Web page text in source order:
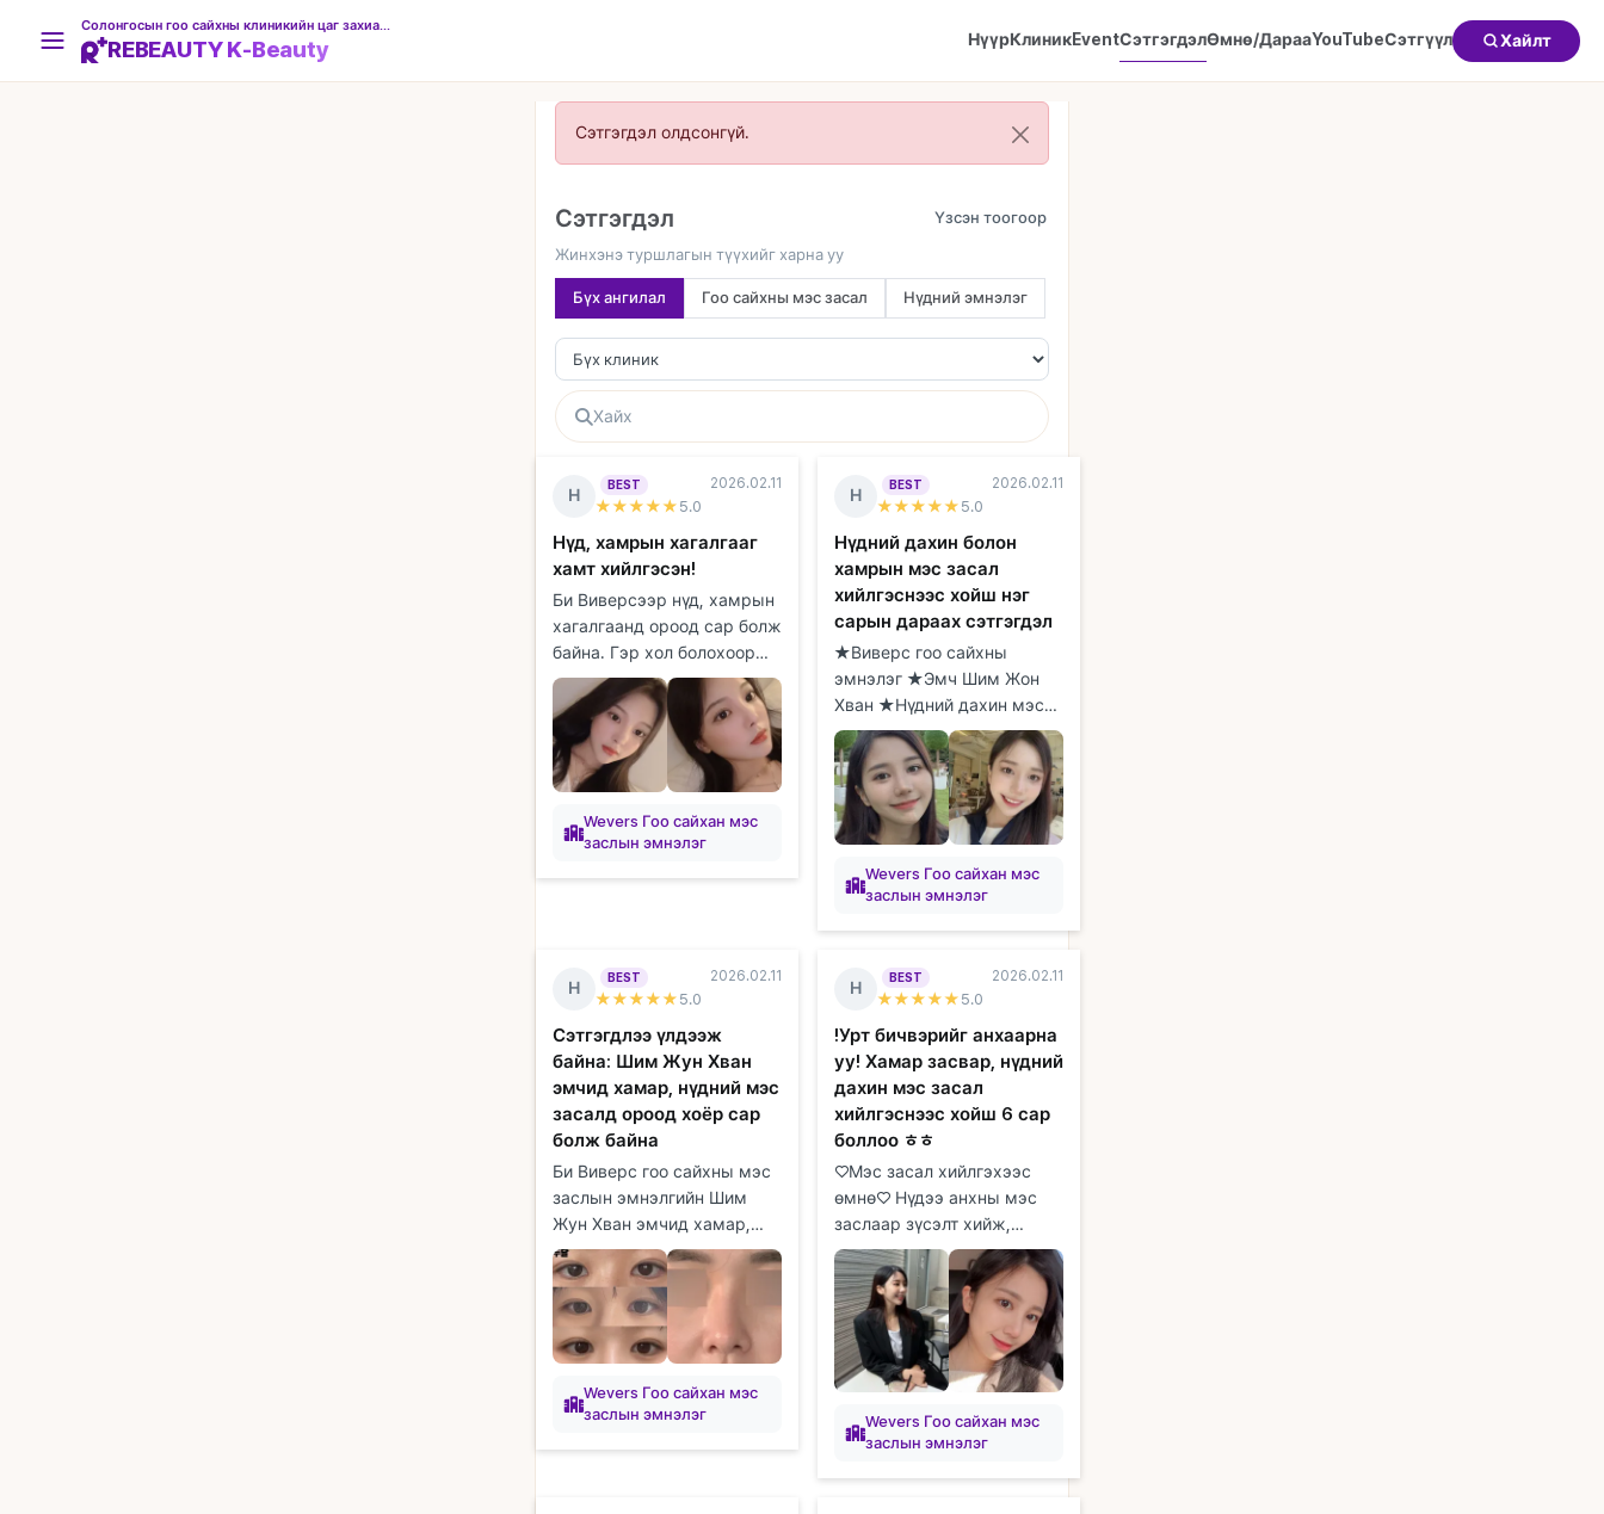
REBEAUTY K-Beauty НүүрКлиникEventСэтгэгдэлӨмнө/ДарааYouTubeСэтгүүл Хайлт
Сэтгэгдэл олдсонгүй.
Сэтгэгдэл
Жинхэнэ туршлагын түүхийг харна уу
Бүх ангилал Гоо сайхны мэс засал Нүдний эмнэлэг
Н
BEST
★★★★★ 5.0
2026.02.11
Нүд, хамрын хагалгааг
хамт хийлгэсэн!
Би Виверсээр нүд, хамрын
хагалгаанд ороод сар болж
байна. Гэр хол болохоор
гэртээ байхдаа
эмнэлгүүдийг судалж,
зөвлөгөө авах цаг товлоход
их цаг орсон...
Wevers Гоо сайхан мэс
заслын эмнэлэг
Н
BEST
★★★★★ 5.0
2026.02.11
Нүдний дахин болон
хамрын мэс засал
хийлгэснээс хойш нэг
сарын дараах сэтгэгдэл
★Виверс гоо сайхны
эмнэлэг ★Эмч Шим Жон
Хван ★Нүдний дахин мэс
засал/Хамрын мэс засал
★1 сар Виверс эмнэлгийн
Шим Жон Хван эмчид
нүдний дахин болон х...
Wevers Гоо сайхан мэс
заслын эмнэлэг
Н
BEST
★★★★★ 5.0
2026.02.11
Сэтгэгдлээ үлдээж
байна: Шим Жун Хван
эмчид хамар, нүдний мэс
засалд ороод хоёр сар
болж байна
Би Виверс гоо сайхны мэс
заслын эмнэлгийн Шим
Жун Хван эмчид хамар,
нүдний мэс засалд ороод
хоёр сар болж байгаа
тухайгаа хуваалцмаар
байна. Би багаас...
Wevers Гоо сайхан мэс
заслын эмнэлэг
Н
BEST
★★★★★ 5.0
2026.02.11
!Урт бичвэрийг анхаарна
уу! Хамар засвар, нүдний
дахин мэс засал
хийлгэснээс хойш 6 сар
боллоо ㅎㅎ
♡Мэс засал хийлгэхээс
өмнө♡ Нүдээ анхны мэс
заслаар зүсэлт хийж,
нүдний хэлбэр засуулж,
урд талын хэсгийг нь
онгойлгосон боловч зураас
нь бүдгэрч, уус...
Wevers Гоо сайхан мэс
заслын эмнэлэг